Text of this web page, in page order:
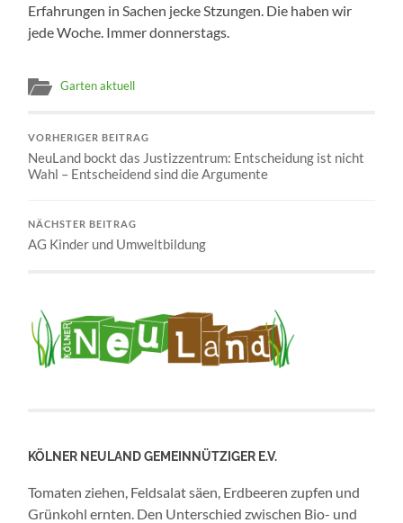
Erfahrungen in Sachen jecke Stzungen. Die haben wir
jede Woche. Immer donnerstags.
Garten aktuell
VORHERIGER BEITRAG
NeuLand bockt das Justizzentrum: Entscheidung ist nicht
Wahl – Entscheidend sind die Argumente
NÄCHSTER BEITRAG
AG Kinder und Umweltbildung
KÖLNER NEULAND GEMEINNÜTZIGER E.V.
Tomaten ziehen, Feldsalat säen, Erdbeeren zupfen und
Grünkohl ernten. Den Unterschied zwischen Bio- und